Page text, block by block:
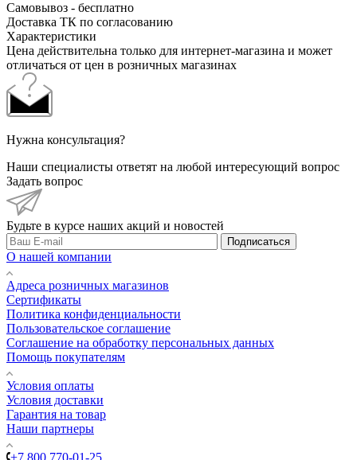
Самовывоз - бесплатно
Доставка ТК по согласованию
Характеристики
Цена действительна только для интернет-магазина и может
отличаться от цен в розничных магазинах
Нужна консультация?
Наши специалисты ответят на любой интересующий вопрос
Задать вопрос
Будьте в курсе наших акций и новостей
Подписаться
О нашей компании
Адреса розничных магазинов
Сертификаты
Политика конфиденциальности
Пользовательское соглашение
Соглашение на обработку персональных данных
Помощь покупателям
Условия оплаты
Условия доставки
Гарантия на товар
Наши партнеры